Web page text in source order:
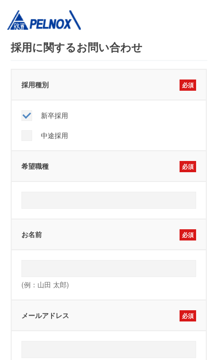
採用に関するお問い合わせ
採用種別 必須
新卒採用
中途採用
希望職種 必須
お名前 必須
(例：山田 太郎)
メールアドレス 必須